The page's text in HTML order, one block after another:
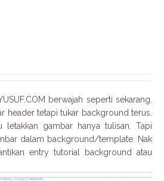
berwajah seperti sekarang.
header tetapi tukar background terus.
letakkan gambar hanya tulisan. Tapi
dalam background/template. Nak
entry tutorial background atau